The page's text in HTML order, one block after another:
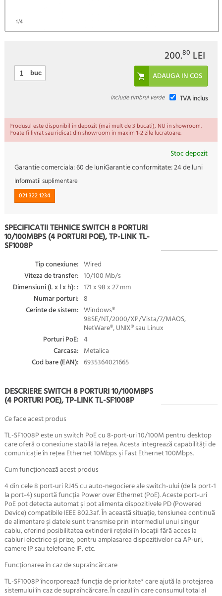
1/4
200.80 LEI
buc
TVA inclus
Include timbrul verde
Produsul este disponibil in depozit (mai mult de 3 bucati), NU in showroom.
Poate fi livrat sau ridicat din showroom in maxim 1-2 zile lucratoare.
Stoc depozit
Garantie comerciala:60 de luniGarantie conformitate:24 de luni
Informatii suplimentare
021 322 1234
SPECIFICATII TEHNICE SWITCH 8 PORTURI
10/100MBPS (4 PORTURI POE), TP-LINK TL-
SF1008P
Tip conexiune: Wired
Viteza de transfer: 10/100 Mb/s
Dimensiuni (L x l x h): : 171 x 98 x 27 mm
Numar porturi: 8
Cerinte de sistem: Windows®
98SE/NT/2000/XP/Vista/7/MAOS,
NetWare®, UNIX® sau Linux
Porturi PoE: 4
Carcasa: Metalica
Cod bare (EAN): 6935364021665
DESCRIERE SWITCH 8 PORTURI 10/100MBPS
(4 PORTURI POE), TP-LINK TL-SF1008P
Ce face acest produs
TL-SF1008P este un switch PoE cu 8-port-uri 10/100M pentru desktop
care oferă o conexiune stabilă la reţea. Acesta integrează capabilităţi de
comunicaţie în reţea Ethernet 10Mbps şi Fast Ethernet 100Mbps.
Cum funcţionează acest produs
4 din cele 8 port-uri RJ45 cu auto-negociere ale switch-ului (de la port-1
la port-4) suportă funcţia Power over Ethernet (PoE). Aceste port-uri
PoE pot detecta automat şi pot alimenta dispozitivele PD (Powered
Device) compatibile IEEE 802.3af. În această situaţie, tensiunea continuă
de alimentare şi datele sunt transmise prin intermediul unui singur
cablu, oferind posibilitatea extinderii reţelei în locaţii fără acces la
cabluri electrice şi prize, pentru amplasarea dispozitivelor ca AP-uri,
camere IP sau telefoane IP, etc.
Funcţionarea în caz de supraîncărcare
TL-SF1008P încorporează funcţia de prioritate* care ajută la protejarea
sistemului în caz de supraîncărcare. În cazul în care consumul total al